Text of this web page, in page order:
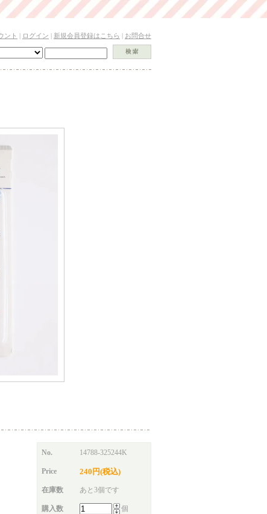
ント | ログイン | 新規会員登録はこちら | お問合せ
No. 14788-325244K
Price 240円(税込)
在庫数 あと3個です
購入数 個